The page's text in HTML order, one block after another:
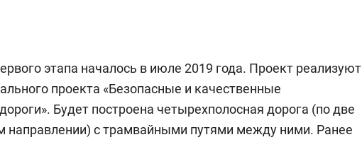
этапа началось в июле 2019 года. Проект реализуют
проекта «Безопасные и качественные
Будет построена четырехполосная дорога (по две
направлении) с трамвайными путями между ними. Ранее